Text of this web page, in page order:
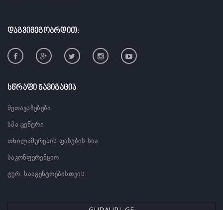
ᲓᲐᲒᲕᲘᲛᲔᲒᲝᲑᲠᲓᲘᲗ:
ᲡᲬᲠᲐᲤᲘ ᲜᲐᲕᲘᲒᲐᲪᲘᲐ
შეთავაზებები
სპა ცენტრი
თხილამურების ფასების სია
საკონფერენციო
ტურ. სააგენტოებისთვის